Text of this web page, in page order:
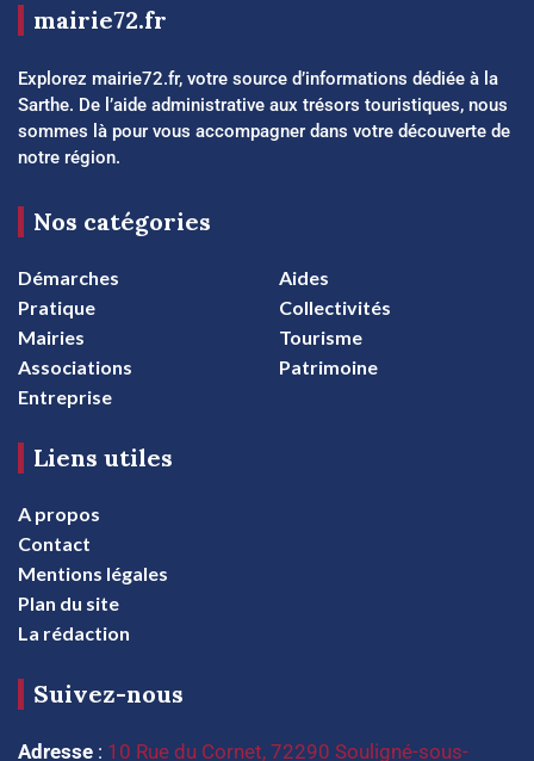
mairie72.fr
Explorez mairie72.fr, votre source d’informations dédiée à la
Sarthe. De l’aide administrative aux trésors touristiques, nous
sommes là pour vous accompagner dans votre découverte de
notre région.
Nos catégories
Démarches
Aides
Pratique
Collectivités
Mairies
Tourisme
Associations
Patrimoine
Entreprise
Liens utiles
A propos
Contact
Mentions légales
Plan du site
La rédaction
Suivez-nous
Adresse : 10 Rue du Cornet, 72290 Souligné-sous-